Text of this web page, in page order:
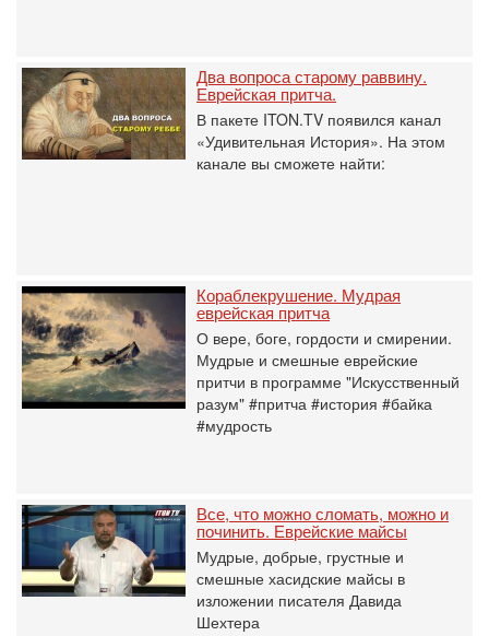
Два вопроса старому раввину.
Еврейская притча.
В пакете ITON.TV появился канал
«Удивительная История». На этом
канале вы сможете найти:
Кораблекрушение. Мудрая
еврейская притча
О вере, боге, гордости и смирении.
Мудрые и смешные еврейские
притчи в программе "Искусственный
разум" #притча #история #байка
#мудрость
Все, что можно сломать, можно и
починить. Еврейские майсы
Мудрые, добрые, грустные и
смешные хасидские майсы в
изложении писателя Давида
Шехтера